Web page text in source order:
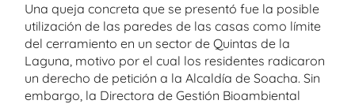
Una queja concreta que se presentó fue la posible
utilización de las paredes de las casas como límite
del cerramiento en un sector de Quintas de la
Laguna, motivo por el cual los residentes radicaron
un derecho de petición a la Alcaldía de Soacha. Sin
embargo, la Directora de Gestión Bioambiental